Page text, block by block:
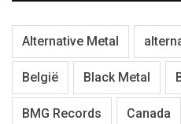
Alternative Metal
België Black Metal
BMG Records Canada